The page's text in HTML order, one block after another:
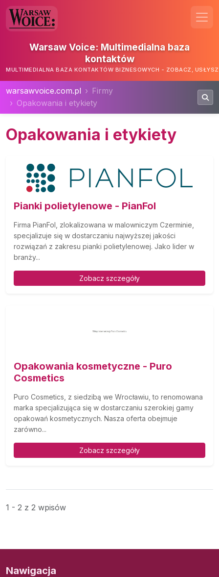
Warsaw Voice: Multimedialna baza
kontaktów
MULTIMEDIALNA BAZA KONTAKTÓW BIZNESOWYCH - ZOBACZ,
warsawvoice.com.pl
Firmy
Opakowania i etykiety
Opakowania i etykiety
Pianki polietylenowe - PianFol
Firma PianFol, zlokalizowana w malowniczym Czerminie,
specjalizuje się w dostarczaniu najwyższej jakości
rozwiązań z zakresu pianki polietylenowej. Jako lider w
branży...
Zobacz szczegóły
Opakowania kosmetyczne - Puro
Cosmetics
Puro Cosmetics, z siedzibą we Wrocławiu, to renomowana
marka specjalizująca się w dostarczaniu szerokiej gamy
opakowań kosmetycznych. Nasza oferta obejmuje
zarówno...
Zobacz szczegóły
1 - 2 z 2 wpisów
Nawigacja